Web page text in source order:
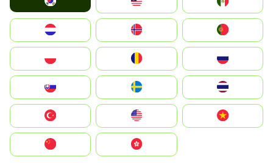
United States
中國香港特別行政區